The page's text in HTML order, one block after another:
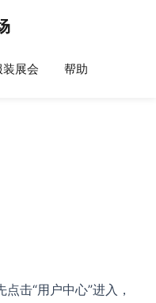
装展会 帮助
击“用户中心”进入，